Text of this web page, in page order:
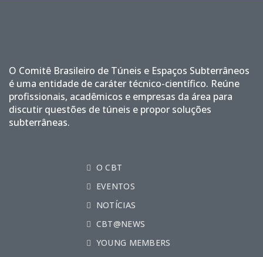
O Comitê Brasileiro de Túneis e Espaços Subterrâneos
é uma entidade de caráter técnico-científico. Reúne
profissionais, acadêmicos e empresas da área para
discutir questões de túneis e propor soluções
subterrâneas.
O CBT
EVENTOS
NOTÍCIAS
CBT@NEWS
YOUNG MEMBERS